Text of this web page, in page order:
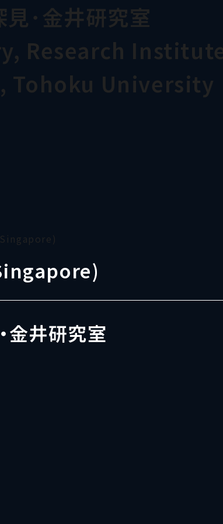
･金井研究室
Research
Tohoku University
金井研究室